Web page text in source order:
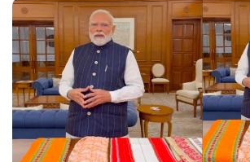
की समस्या को काफी हद तक कम किया जा सकता है.